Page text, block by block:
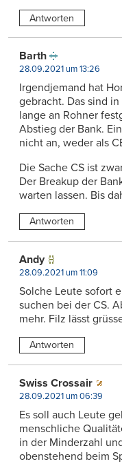
Antworten
Barth
28.09.2021 um 13:26
Irgendjemand hat
gebracht. Das sind
lange an Rohner
Abstieg der Bank.
nicht an, weder als
Die Sache CS ist
Der Breakup der
warten lassen. Bis
Antworten
Andy
28.09.2021 um 11:09
Solche Leute sofort
suchen bei der CS.
mehr. Filz lässt
Antworten
Swiss Crossair
28.09.2021 um 06:39
Es soll auch Leute
menschliche
in der Minderzahl
obenstehend beim